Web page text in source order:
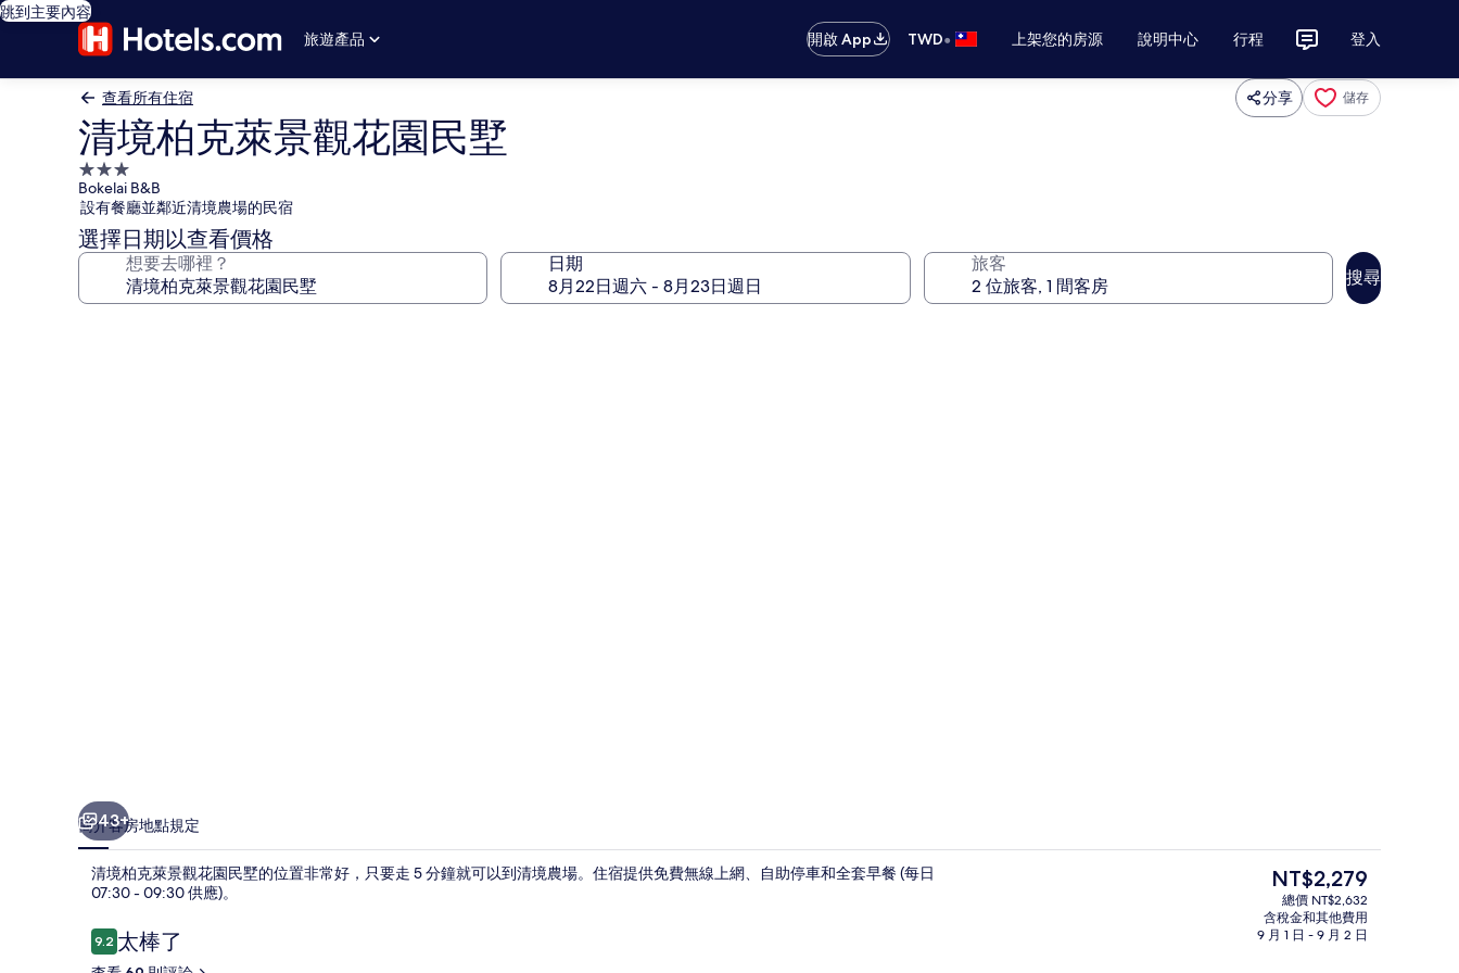
跳到主要內容
旅遊產品
開啟 App TWD• 上架您的房源 說明中心 行程 登入
查看所有住宿 分享 儲存
清境柏克萊景觀花園民墅
3.0
星
級
住
宿
Bokelai B&B
設有餐廳並鄰近清境農場的民宿
選擇日期以查看價格
想要去哪裡？ 日期 旅客
搜尋
集43+
簡介客房地點規定
清境柏克萊景觀花園民墅的位置非常好，只要走 5 分鐘就可以到清境農場。住宿提供免費無線上網、自助停車和全套早餐 (每日
07:30 - 09:30 供應)。
評
論
9.29.2 分，滿分 10 分，
太棒了
目
前
的
價
NT$2,279
總價 NT$2,632
含稅金和其他費用
9 月 1 日 - 9 月 2 日